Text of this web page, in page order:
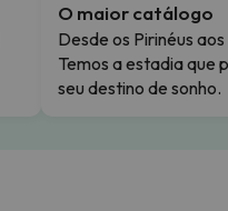
O maior catálogo
Desde os Pirinéus
Temos a estadia que
seu destino de sonho.